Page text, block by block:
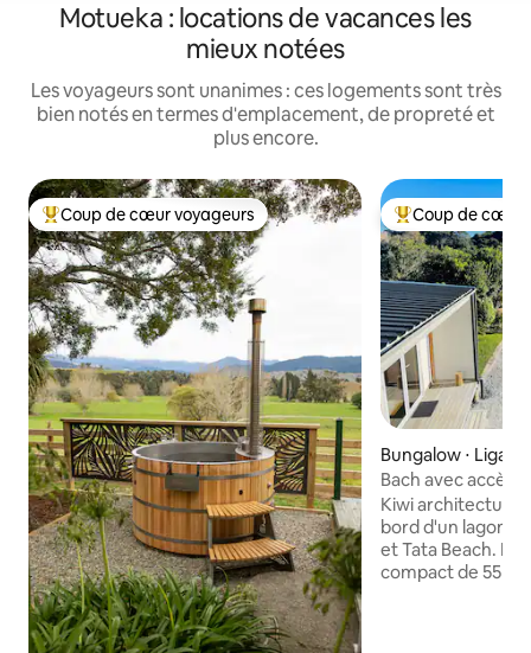
Motueka : locations de vacances les
mieux notées
Les voyageurs sont unanimes : ces logements sont très
bien notés en termes d'emplacement, de propreté et
plus encore.
Coups de cœur voyageurs les plus appréciés
Coup de cœur voyageurs Coups de cœur
Coup de cœur
Bungalow ⋅ Ligar
Bach avec accès
2 kayaks
Kiwi architectural
bord d'un lagon à
et Tata Beach. Le Bach est un logement
compact de 55